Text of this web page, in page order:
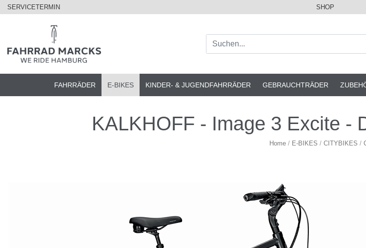
SERVICETERMIN SHOP
FAHRRÄDER E-BIKES KINDER- & JUGENDFAHRRÄDER GEBRAUCHTRÄDER
KALKHOFF - Image 3 Excite -
Home / E-BIKES / CITYBIKES /